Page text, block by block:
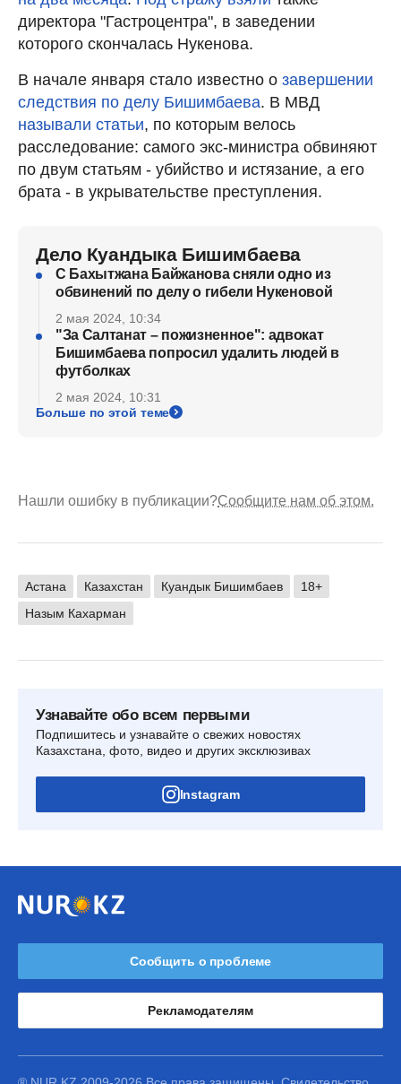
директора "Гастроцентра", в заведении
которого скончалась Нукенова.
В начале января стало известно о завершении
следствия по делу Бишимбаева. В МВД
называли статьи, по которым велось
расследование: самого экс-министра обвиняют
по двум статьям - убийство и истязание, а его
брата - в укрывательстве преступления.
Дело Куандыка Бишимбаева
С Бахытжана Байжанова сняли одно из
обвинений по делу о гибели Нукеновой
2 мая 2024, 10:34
"За Салтанат – пожизненное": адвокат
Бишимбаева попросил удалить людей в
футболках
2 мая 2024, 10:31
Больше по этой теме
Нашли ошибку в публикации?Сообщите нам об этом.
Астана Казахстан Куандык Бишимбаев
18+
Назым Кахарман
Узнавайте обо всем первыми
Подпишитесь и узнавайте о свежих новостях
Казахстана, фото, видео и других эксклюзивах
Instagram
Сообщить о проблеме
Рекламодателям